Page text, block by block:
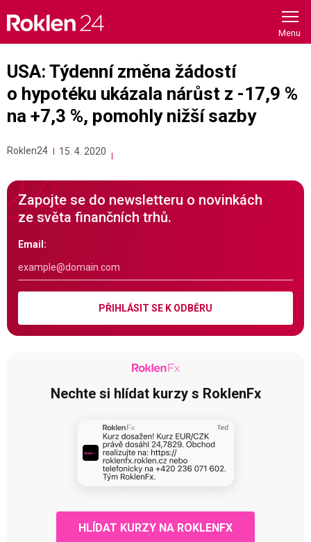
content
USA: Týdenní změna žádostí
o hypotéku ukázala nárůst z -17,9 %
na +7,3 %, pomohly nižší sazby
Roklen24 15. 4. 2020
Zapojte se do newsletteru o novinkách
ze světa finančních trhů.
Email:
PŘIHLÁSIT SE K ODBĚRU
Nechte si hlídat kurzy s RoklenFx
HLÍDAT KURZY NA ROKLENFX